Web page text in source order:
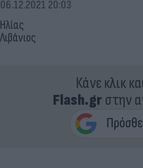
Ηλίας
Λιβάνιος
06.12.2021 20:03
Κάνε κλικ
Flash.grστην